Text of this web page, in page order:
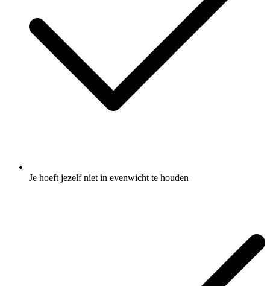
Je hoeft jezelf niet in evenwicht te houden